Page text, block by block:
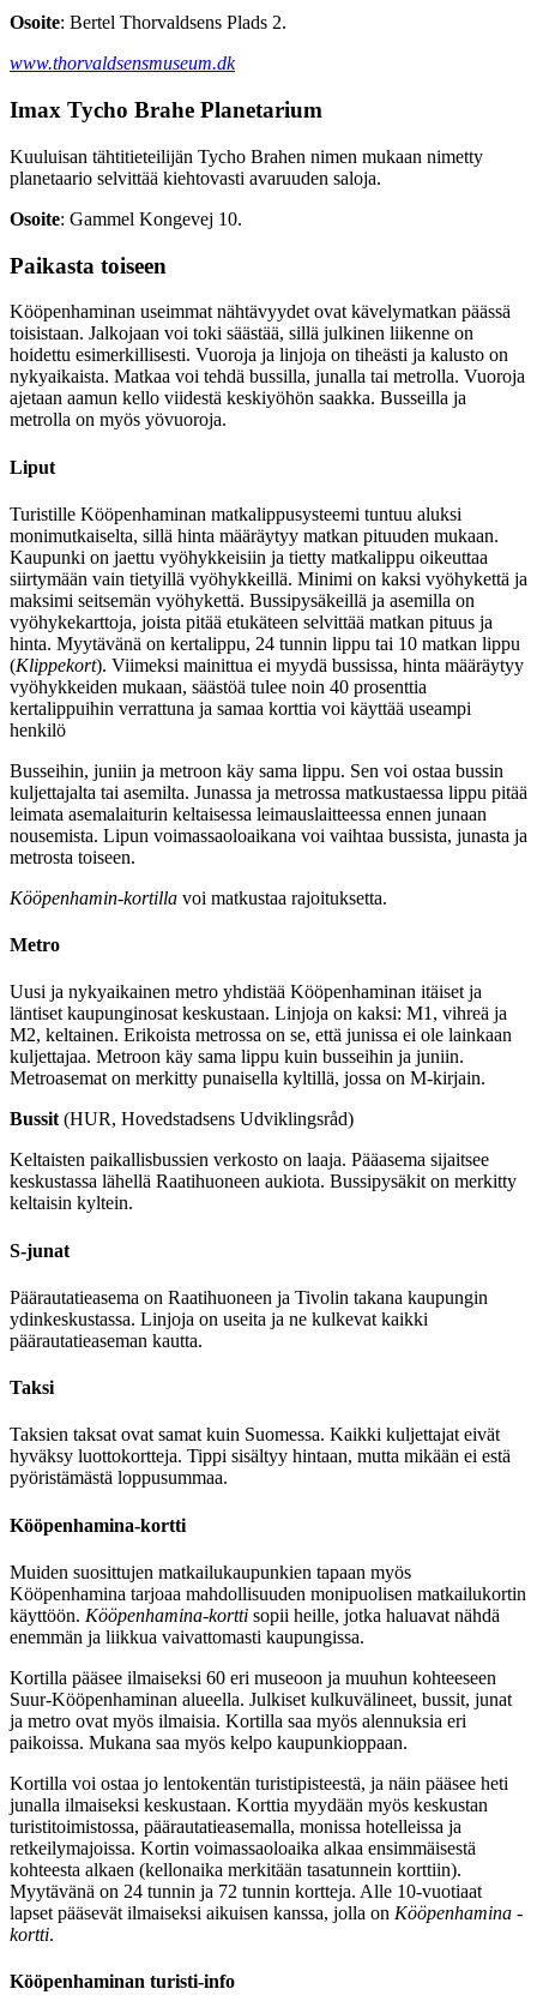
Osoite: Bertel Thorvaldsens Plads 2.
www.thorvaldsensmuseum.dk
Imax Tycho Brahe Planetarium
Kuuluisan tähtitieteilijän Tycho Brahen nimen mukaan nimetty
planetaario selvittää kiehtovasti avaruuden saloja.
Osoite: Gammel Kongevej 10.
Paikasta toiseen
Kööpenhaminan useimmat nähtävyydet ovat kävelymatkan päässä
toisistaan. Jalkojaan voi toki säästää, sillä julkinen liikenne on
hoidettu esimerkillisesti. Vuoroja ja linjoja on tiheästi ja kalusto on
nykyaikaista. Matkaa voi tehdä bussilla, junalla tai metrolla. Vuoroja
ajetaan aamun kello viidestä keskiyöhön saakka. Busseilla ja
metrolla on myös yövuoroja.
Liput
Turistille Kööpenhaminan matkalippusysteemi tuntuu aluksi
monimutkaiselta, sillä hinta määräytyy matkan pituuden mukaan.
Kaupunki on jaettu vyöhykkeisiin ja tietty matkalippu oikeuttaa
siirtymään vain tietyillä vyöhykkeillä. Minimi on kaksi vyöhykettä ja
maksimi seitsemän vyöhykettä. Bussipysäkeillä ja asemilla on
vyöhykekarttoja, joista pitää etukäteen selvittää matkan pituus ja
hinta. Myytävänä on kertalippu, 24 tunnin lippu tai 10 matkan lippu
(Klippekort). Viimeksi mainittua ei myydä bussissa, hinta määräytyy
vyöhykkeiden mukaan, säästöä tulee noin 40 prosenttia
kertalippuihin verrattuna ja samaa korttia voi käyttää useampi
henkilö
Busseihin, juniin ja metroon käy sama lippu. Sen voi ostaa bussin
kuljettajalta tai asemilta. Junassa ja metrossa matkustaessa lippu pitää
leimata asemalaiturin keltaisessa leimauslaitteessa ennen junaan
nousemista. Lipun voimassaoloaikana voi vaihtaa bussista, junasta ja
metrosta toiseen.
Kööpenhamin-kortilla voi matkustaa rajoituksetta.
Metro
Uusi ja nykyaikainen metro yhdistää Kööpenhaminan itäiset ja
läntiset kaupunginosat keskustaan. Linjoja on kaksi: M1, vihreä ja
M2, keltainen. Erikoista metrossa on se, että junissa ei ole lainkaan
kuljettajaa. Metroon käy sama lippu kuin busseihin ja juniin.
Metroasemat on merkitty punaisella kyltillä, jossa on M-kirjain.
Bussit (HUR, Hovedstadsens Udviklingsråd)
Keltaisten paikallisbussien verkosto on laaja. Pääasema sijaitsee
keskustassa lähellä Raatihuoneen aukiota. Bussipysäkit on merkitty
keltaisin kyltein.
S-junat
Päärautatieasema on Raatihuoneen ja Tivolin takana kaupungin
ydinkeskustassa. Linjoja on useita ja ne kulkevat kaikki
päärautatieaseman kautta.
Taksi
Taksien taksat ovat samat kuin Suomessa. Kaikki kuljettajat eivät
hyväksy luottokortteja. Tippi sisältyy hintaan, mutta mikään ei estä
pyöristämästä loppusummaa.
Kööpenhamina-kortti
Muiden suosittujen matkailukaupunkien tapaan myös
Kööpenhamina tarjoaa mahdollisuuden monipuolisen matkailukortin
käyttöön. Kööpenhamina-kortti sopii heille, jotka haluavat nähdä
enemmän ja liikkua vaivattomasti kaupungissa.
Kortilla pääsee ilmaiseksi 60 eri museoon ja muuhun kohteeseen
Suur-Kööpenhaminan alueella. Julkiset kulkuvälineet, bussit, junat
ja metro ovat myös ilmaisia. Kortilla saa myös alennuksia eri
paikoissa. Mukana saa myös kelpo kaupunkioppaan.
Kortilla voi ostaa jo lentokentän turistipisteestä, ja näin pääsee heti
junalla ilmaiseksi keskustaan. Korttia myydään myös keskustan
turistitoimistossa, päärautatieasemalla, monissa hotelleissa ja
retkeilymajoissa. Kortin voimassaoloaika alkaa ensimmäisestä
kohteesta alkaen (kellonaika merkitään tasatunnein korttiin).
Myytävänä on 24 tunnin ja 72 tunnin kortteja. Alle 10-vuotiaat
lapset pääsevät ilmaiseksi aikuisen kanssa, jolla on Kööpenhamina -
kortti.
Kööpenhaminan turisti-info